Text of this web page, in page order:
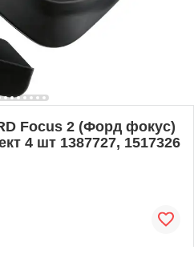
Focus 2 (Форд фокус)
4 шт 1387727, 1517326